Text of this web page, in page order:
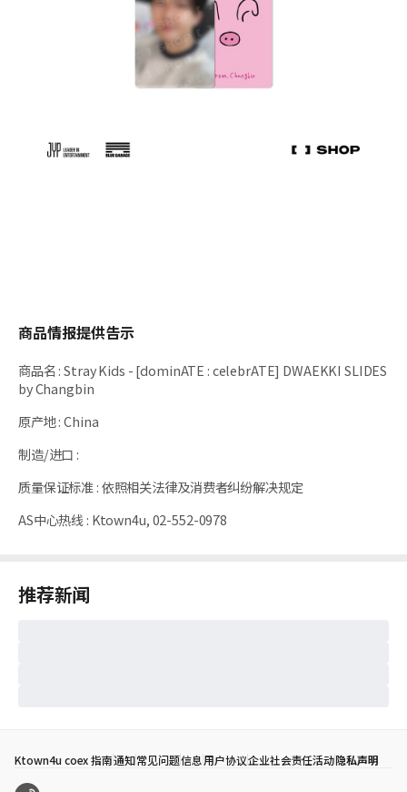
商品情报提供告示
商品名:Stray Kids - [dominATE : celebrATE] DWAEKKI SLIDES
by Changbin
原产地:China
制造/进口 :
质量保证标准 :依照相关法律及消费者纠纷解决规定
AS中心热线 : Ktown4u, 02-552-0978
推荐新闻
Ktown4u coex 指南通知常见问题信息用户协议企业社会责任活动隐私声明